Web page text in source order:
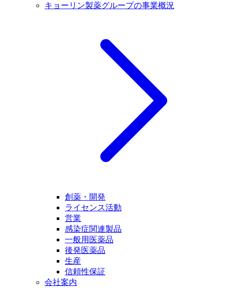
キョーリン製薬グループの事業概況
創薬・開発
ライセンス活動
営業
感染症関連製品
一般用医薬品
後発医薬品
生産
信頼性保証
会社案内